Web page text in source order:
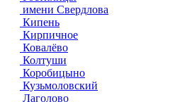
имени Свердлова
Кипень
Кирпичное
Ковалёво
Колтуши
Коробицыно
Кузьмоловский
Лаголово